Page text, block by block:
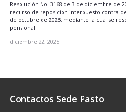
Resolución No. 3168 de 3 de diciembre de
recurso de reposición interpuesto contra de
de octubre de 2025, mediante la cual se
pensional
diciembre 22, 2025
Contactos Sede Pasto